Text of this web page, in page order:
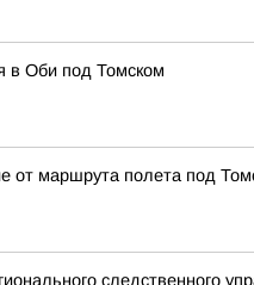
в Оби под Томском
от маршрута полета под
следственного